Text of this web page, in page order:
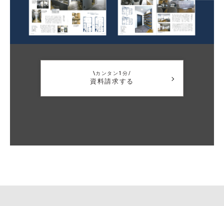
\カンタン1分/
資料請求する